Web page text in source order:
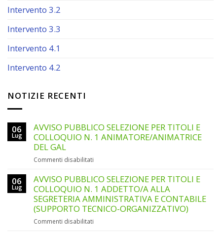
Intervento 3.2
Intervento 3.3
Intervento 4.1
Intervento 4.2
NOTIZIE RECENTI
06
Lug
AVVISO PUBBLICO SELEZIONE PER TITOLI E
COLLOQUIO N. 1 ANIMATORE/ANIMATRICE
DEL GAL
Commenti disabilitati
PUBBLICO
SELEZIONE
PER
TITOLI
E
06
Lug
AVVISO PUBBLICO SELEZIONE PER TITOLI E
COLLOQUIO N. 1 ADDETTO/A ALLA
SEGRETERIA AMMINISTRATIVA E CONTABILE
(SUPPORTO TECNICO-ORGANIZZATIVO)
Commenti disabilitati